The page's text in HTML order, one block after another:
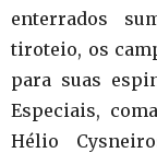
enterrados
tiroteio, os
para suas
Especiais,
Hélio